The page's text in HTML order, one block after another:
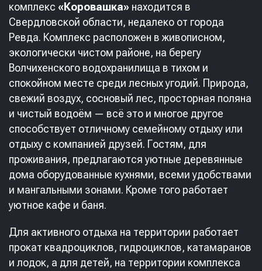
комплекс «Коровашка» находится в
Свердловской области, недалеко от города
Ревда. Комплекс расположен в живописном,
экологически чистом районе, на берегу
Волчихенского водохранилища в тихом и
спокойном месте среди лесных угодий. Природа,
свежий воздух, сосновый лес, просторная поляна
и чистый водоём — всё это и многое другое
способствует отличному семейному отдыху или
отдыху с компанией друзей. Гостям, для
проживания, предлагаются уютные деревянные
дома оборудованные кухнями, всеми удобствами
и мангальными зонами. Кроме того работает
уютное кафе и баня.
Для активного отдыха на территории работает
прокат квадроциклов, гидроциклов, катамаранов
и лодок, а для детей, на территории комплекса